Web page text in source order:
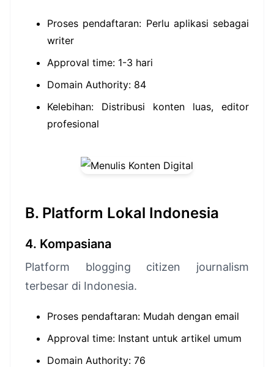
Proses pendaftaran: Perlu aplikasi sebagai
writer
Approval time: 1-3 hari
Domain Authority: 84
Kelebihan: Distribusi konten luas, editor
profesional
B. Platform Lokal Indonesia
4. Kompasiana
Platform blogging citizen journalism
terbesar di Indonesia.
Proses pendaftaran: Mudah dengan email
Approval time: Instant untuk artikel umum
Domain Authority: 76